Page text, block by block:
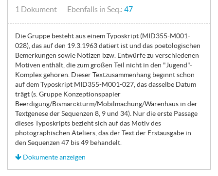
1 Dokument Ebenfalls in Seq.: 47
Die Gruppe besteht aus einem Typoskript (MID355-M001-
028), das auf den 19.3.1963 datiert ist und das poetologischen
Bemerkungen sowie Notizen bzw. Entwürfe zu verschiedenen
Motiven enthält, die zum großen Teil nicht in den "Jugend"-
Komplex gehören. Dieser Textzusammenhang beginnt schon
auf dem Typoskript MID355-M001-027, das dasselbe Datum
trägt (s. Gruppe Konzeptionspapier
Beerdigung/Bismarckturm/Mobilmachung/Warenhaus in der
Textgenese der Sequenzen 8, 9 und 34). Nur die erste Passage
dieses Typoskripts bezieht sich auf das Motiv des
photographischen Ateliers, das der Text der Erstausgabe in
den Sequenzen 47 bis 49 behandelt.
Dokumente anzeigen